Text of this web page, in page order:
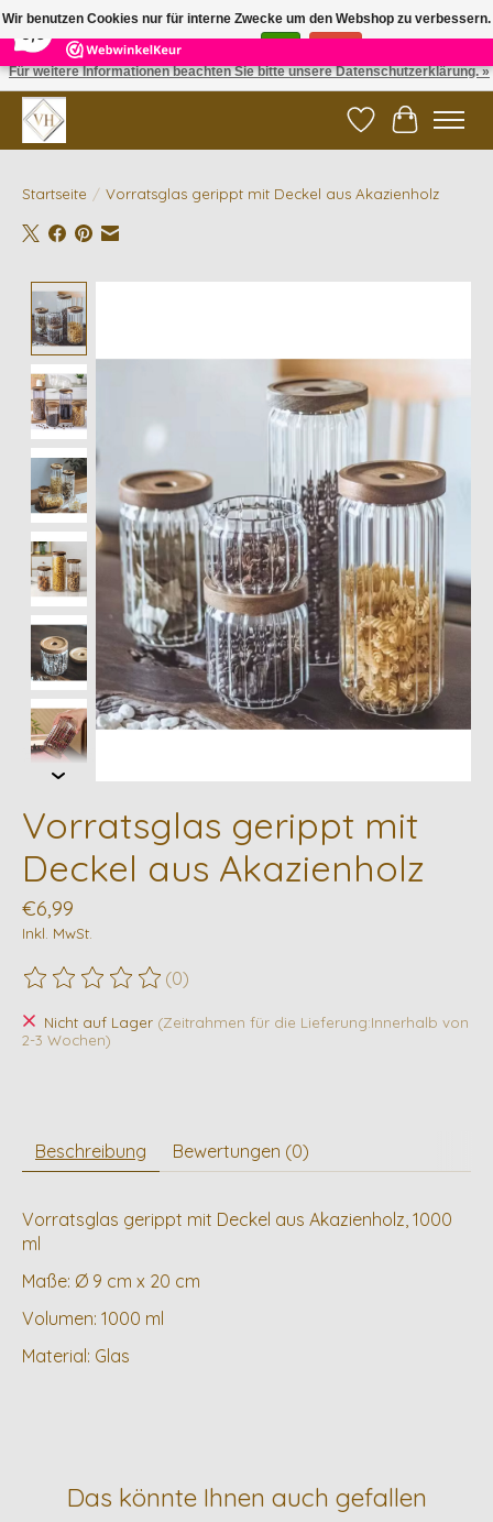
5 Reviews ×
✓ Gratis verzending vanaf €200 | ✓ 14 dagen retourneren
Wunschzettel
Ihr
Startseite / Vorratsglas gerippt mit Deckel aus Akazienholz
Vorratsglas gerippt mit
Deckel aus Akazienholz
€6,99
Inkl. MwSt.
Die Bewertung dieses Produkts ist
(0)
Nicht auf Lager (Zeitrahmen für die Lieferung:Innerhalb von
2-3 Wochen)
Beschreibung Bewertungen (0)
Vorratsglas gerippt mit Deckel aus Akazienholz, 1000
ml
Maße: Ø 9 cm x 20 cm
Volumen: 1000 ml
Material: Glas
Das könnte Ihnen auch gefallen
Wir benutzen Cookies nur für interne Zwecke um den Webshop zu verbessern.
Ist das in Ordnung?
Für weitere Informationen beachten Sie bitte unsere Datenschutzerklärung. »